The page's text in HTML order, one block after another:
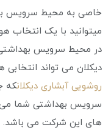
خاصی به محیط سرویس
میتوانید با یک انتخاب
در محیط سرویس
دیکلان می تواند انتخابی
روشویی آبشاری دیکلانکه
سرویس بهداشتی شما می
های این شرکت می باشد.